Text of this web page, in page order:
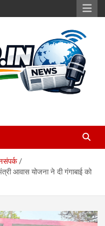
आवास योजना ने दी गंगाबाई को